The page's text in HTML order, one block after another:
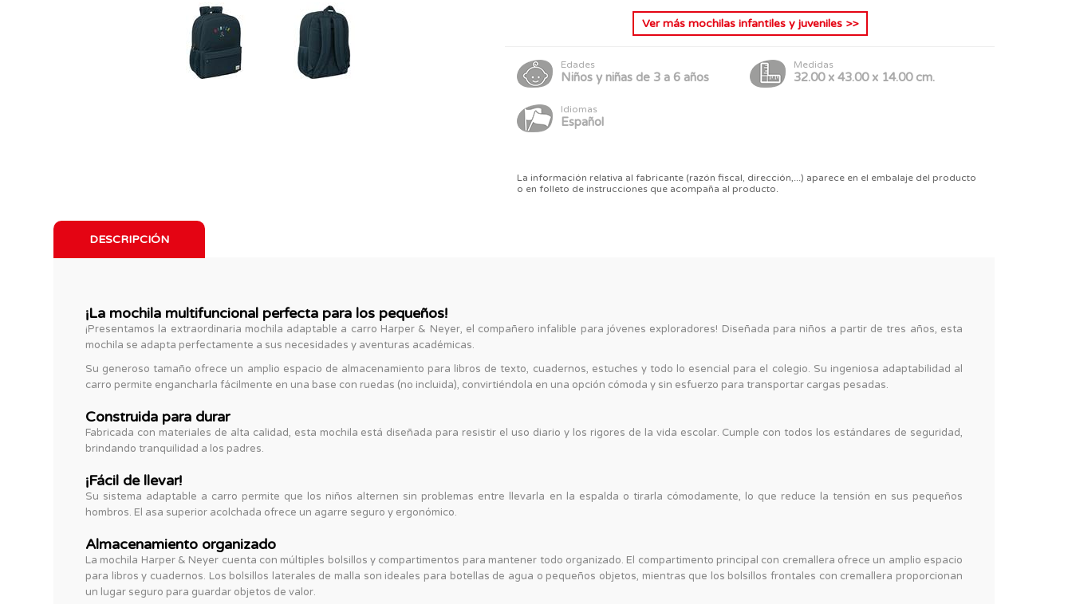
Ver más mochilas infantiles y juveniles>>
Edades
Niños y niñas de 3 a 6 años
Medidas
32.00 x 43.00 x 14.00 cm.
Idiomas
Español
La información relativa al fabricante (razón fiscal, dirección,...) aparece en el embalaje del producto
o en folleto de instrucciones que acompaña al producto.
DESCRIPCIÓN
¡La mochila multifuncional perfecta para los pequeños!
¡Presentamos la extraordinaria mochila adaptable a carro Harper & Neyer, el compañero infalible para jóvenes exploradores! Diseñada para niños a partir de tres años, esta
mochila se adapta perfectamente a sus necesidades y aventuras académicas.
Su generoso tamaño ofrece un amplio espacio de almacenamiento para libros de texto, cuadernos, estuches y todo lo esencial para el colegio. Su ingeniosa adaptabilidad al
carro permite engancharla fácilmente en una base con ruedas (no incluida), convirtiéndola en una opción cómoda y sin esfuerzo para transportar cargas pesadas.
Construida para durar
Fabricada con materiales de alta calidad, esta mochila está diseñada para resistir el uso diario y los rigores de la vida escolar. Cumple con todos los estándares de seguridad,
brindando tranquilidad a los padres.
¡Fácil de llevar!
Su sistema adaptable a carro permite que los niños alternen sin problemas entre llevarla en la espalda o tirarla cómodamente, lo que reduce la tensión en sus pequeños
hombros. El asa superior acolchada ofrece un agarre seguro y ergonómico.
Almacenamiento organizado
La mochila Harper & Neyer cuenta con múltiples bolsillos y compartimentos para mantener todo organizado. El compartimento principal con cremallera ofrece un amplio espacio
para libros y cuadernos. Los bolsillos laterales de malla son ideales para botellas de agua o pequeños objetos, mientras que los bolsillos frontales con cremallera proporcionan
un lugar seguro para guardar objetos de valor.